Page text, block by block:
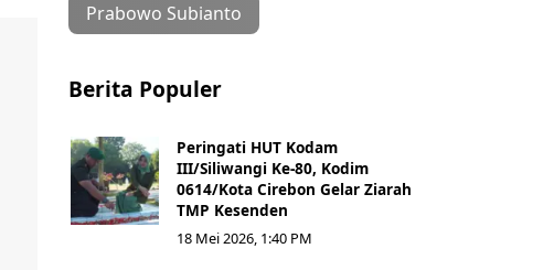
Prabowo Subianto
Berita Populer
Peringati HUT Kodam
III/Siliwangi Ke-80, Kodim
0614/Kota Cirebon Gelar Ziarah
TMP Kesenden
18 Mei 2026, 1:40 PM